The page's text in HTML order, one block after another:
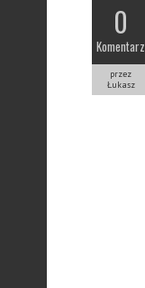
0
Komentarz
przez
Łukasz